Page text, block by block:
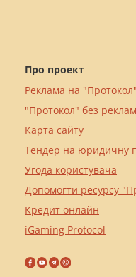
Про проект
Реклама на "Протокол"
"Протокол" без
Карта сайту
Тендер на юридичну
Угода користувача
Допомогти ресурсу
Кредит онлайн
iGaming Protocol